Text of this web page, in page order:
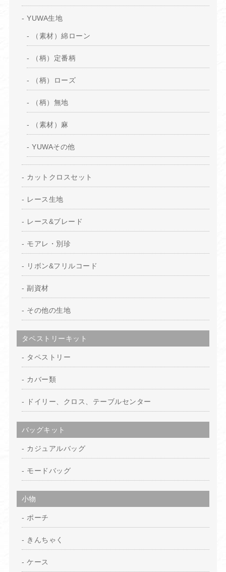
YUWA生地
（素材）綿ローン
（柄）定番柄
（柄）ローズ
（柄）無地
（素材）麻
YUWAその他
カットクロスセット
レース生地
レース&ブレード
モアレ・別珍
リボン&フリルコード
副資材
その他の生地
タペストリーキット
タペストリー
カバー類
ドイリー、クロス、テーブルセンター
バッグキット
カジュアルバッグ
モードバッグ
小物
ポーチ
きんちゃく
ケース